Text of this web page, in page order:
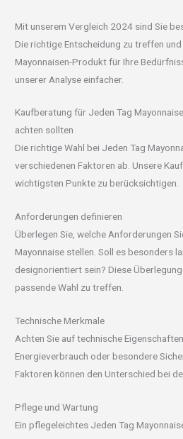
Mit unserem Vergleich 2024 sind Sie
Die richtige Entscheidung zu treffen
Mayonnaisen-Produkt für Ihre
unserer Analyse einfacher.
Kaufberatung für Jeden Tag
achten sollten
Die richtige Wahl bei Jeden Tag
verschiedenen Faktoren ab. Unsere
wichtigsten Punkte zu berücksichtigen.
Anforderungen definieren
Überlegen Sie, welche Anforderungen
Mayonnaise stellen. Soll es besonders
designorientiert sein? Diese
passende Wahl zu treffen.
Technische Merkmale
Achten Sie auf technische
Energieverbrauch oder besondere
Faktoren können den Unterschied bei
Pflege und Wartung
Ein pflegeleichtes Jeden Tag